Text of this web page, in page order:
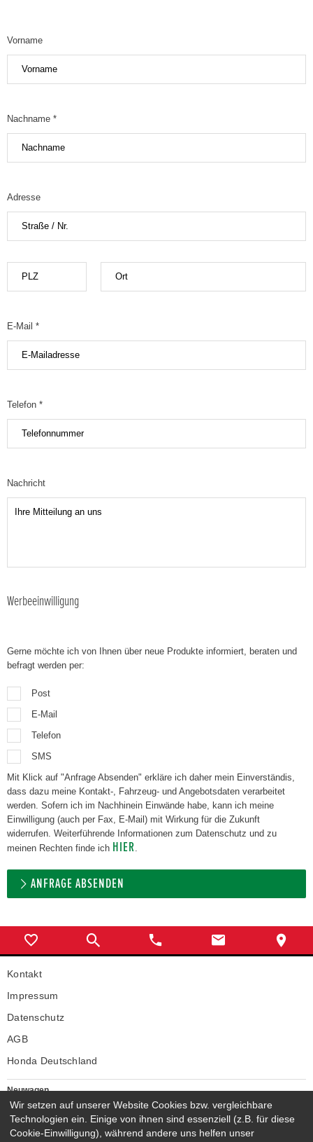
Vorname
Nachname *
Adresse
E-Mail *
Telefon *
Nachricht
Werbeeinwilligung
Gerne möchte ich von Ihnen über neue Produkte informiert, beraten und
befragt werden per:
Post
E-Mail
Telefon
SMS
Mit Klick auf "Anfrage Absenden" erkläre ich daher mein Einverständis,
dass dazu meine Kontakt-, Fahrzeug- und Angebotsdaten verarbeitet
werden. Sofern ich im Nachhinein Einwände habe, kann ich meine
Einwilligung (auch per Fax, E-Mail) mit Wirkung für die Zukunft
widerrufen. Weiterführende Informationen zum Datenschutz und zu
meinen Rechten finde ich HIER.
ANFRAGE ABSENDEN
Kontakt
Impressum
Datenschutz
AGB
Honda Deutschland
Neuwagen
Honda Neuwagen
Gebrauchtwagen
Honda Gebrauchtwagen
Wir setzen auf unserer Website Cookies bzw. vergleichbare
Technologien ein. Einige von ihnen sind essenziell (z.B. für diese
Cookie-Einwilligung), während andere uns helfen unser